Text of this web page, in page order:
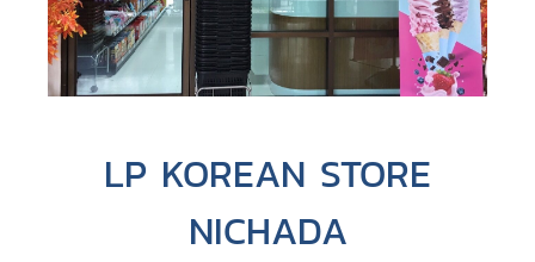
LP KOREAN STORE
NICHADA